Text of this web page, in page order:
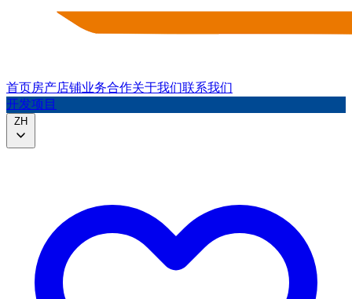
首页房产店铺业务合作关于我们联系我们
开发项目